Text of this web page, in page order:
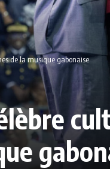
de la musique gabonaise